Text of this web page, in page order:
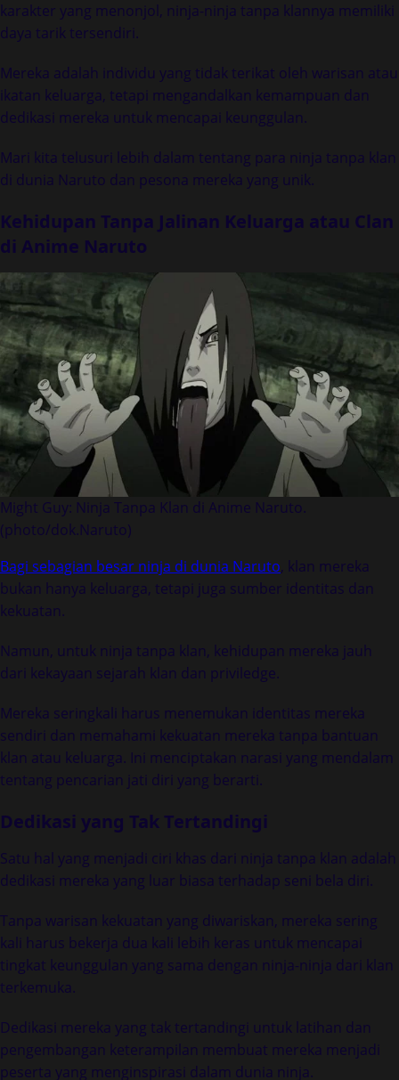
karakter yang menonjol, ninja-ninja tanpa klannya memiliki
daya tarik tersendiri.
Mereka adalah individu yang tidak terikat oleh warisan atau
ikatan keluarga, tetapi mengandalkan kemampuan dan
dedikasi mereka untuk mencapai keunggulan.
Mari kita telusuri lebih dalam tentang para ninja tanpa klan
di dunia Naruto dan pesona mereka yang unik.
Kehidupan Tanpa Jalinan Keluarga atau Clan
di Anime Naruto
Might Guy: Ninja Tanpa Klan di Anime Naruto.
(photo/dok.Naruto)
Bagi sebagian besar ninja di dunia Naruto, klan mereka
bukan hanya keluarga, tetapi juga sumber identitas dan
kekuatan.
Namun, untuk ninja tanpa klan, kehidupan mereka jauh
dari kekayaan sejarah klan dan priviledge.
Mereka seringkali harus menemukan identitas mereka
sendiri dan memahami kekuatan mereka tanpa bantuan
klan atau keluarga. Ini menciptakan narasi yang mendalam
tentang pencarian jati diri yang berarti.
Dedikasi yang Tak Tertandingi
Satu hal yang menjadi ciri khas dari ninja tanpa klan adalah
dedikasi mereka yang luar biasa terhadap seni bela diri.
Tanpa warisan kekuatan yang diwariskan, mereka sering
kali harus bekerja dua kali lebih keras untuk mencapai
tingkat keunggulan yang sama dengan ninja-ninja dari klan
terkemuka.
Dedikasi mereka yang tak tertandingi untuk latihan dan
pengembangan keterampilan membuat mereka menjadi
peserta yang menginspirasi dalam dunia ninja.